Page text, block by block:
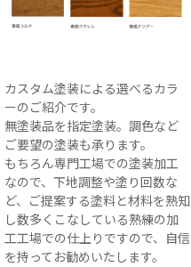
カスタム塗装による選べるカラ
ーのご紹介です。
無塗装品を指定塗装。調色など
ご要望の塗装も承ります。
もちろん専門工場での塗装加工
なので、下地調整や塗り回数な
ど、ご提案する塗料と材料を熟知
し数多くこなしている熟練の加
工工場での仕上りですので、自信
を持ってお勧めいたします。